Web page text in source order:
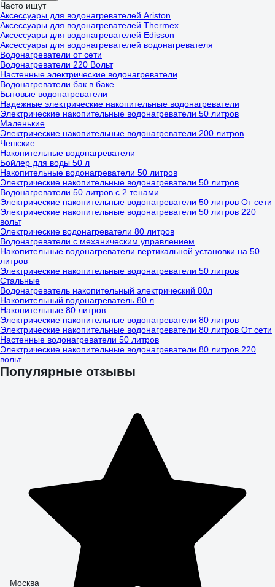
Часто ищут
Аксессуары для водонагревателей Ariston
Аксессуары для водонагревателей Thermex
Аксессуары для водонагревателей Edisson
Аксессуары для водонагревателей водонагревателя
Водонагреватели от сети
Водонагреватели 220 Вольт
Настенные электрические водонагреватели
Водонагреватели бак в баке
Бытовые водонагреватели
Надежные электрические накопительные водонагреватели
Электрические накопительные водонагреватели 50 литров
Маленькие
Электрические накопительные водонагреватели 200 литров
Чешские
Накопительные водонагреватели
Бойлер для воды 50 л
Накопительные водонагреватели 50 литров
Электрические накопительные водонагреватели 50 литров
Водонагреватели 50 литров с 2 тенами
Электрические накопительные водонагреватели 50 литров От сети
Электрические накопительные водонагреватели 50 литров 220
вольт
Электрические водонагреватели 80 литров
Водонагреватели с механическим управлением
Накопительные водонагреватели вертикальной установки на 50
литров
Электрические накопительные водонагреватели 50 литров
Стальные
Водонагреватель накопительный электрический 80л
Накопительный водонагреватель 80 л
Накопительные 80 литров
Электрические накопительные водонагреватели 80 литров
Электрические накопительные водонагреватели 80 литров От сети
Настенные водонагреватели 50 литров
Электрические накопительные водонагреватели 80 литров 220
вольт
Популярные отзывы
Москва